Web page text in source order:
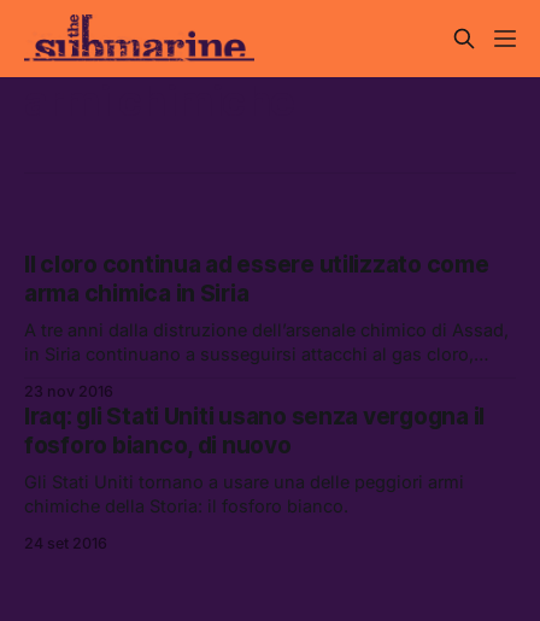
Il cloro continua ad essere utilizzato come
arma chimica in Siria
A tre anni dalla distruzione dell’arsenale chimico di Assad,
in Siria continuano a susseguirsi attacchi al gas cloro,
23 nov 2016
Iraq: gli Stati Uniti usano senza vergogna il
fosforo bianco, di nuovo
Gli Stati Uniti tornano a usare una delle peggiori armi
chimiche della Storia: il fosforo bianco.
24 set 2016